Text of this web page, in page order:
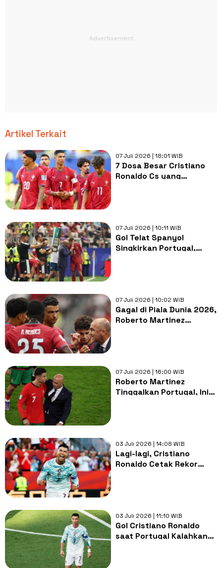
Artikel Terkait
07 Juli 2026 | 18:01 WIB
7 Dosa Besar Cristiano
Ronaldo Cs yang
07 Juli 2026 | 10:11 WIB
Gol Telat Spanyol
Singkirkan Portugal,
07 Juli 2026 | 10:02 WIB
Gagal di Piala Dunia 2026,
Roberto Martinez
07 Juli 2026 | 16:00 WIB
Roberto Martinez
Tinggalkan Portugal, Ini
03 Juli 2026 | 14:08 WIB
Lagi-lagi, Cristiano
Ronaldo Cetak Rekor
03 Juli 2026 | 11:10 WIB
Gol Cristiano Ronaldo
saat Portugal Kalahkan